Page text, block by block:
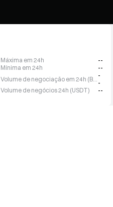
Máxima em 24h
--
Mínima em 24h
--
-
-
Volume de negócios 24h (USDT)
--